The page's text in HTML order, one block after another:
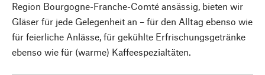
Region Bourgogne-Franche-Comté ansässig, bieten wir
Gläser für jede Gelegenheit an – für den Alltag ebenso wie
für feierliche Anlässe, für gekühlte Erfrischungsgetränke
ebenso wie für (warme) Kaffeespezialtäten.